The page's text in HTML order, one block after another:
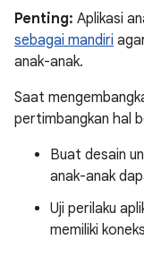
Penting: Aplikasi
sebagai mandiri
anak-anak.
Saat
pertimbangkan hal
Buat desain
anak-anak
Uji perilaku
memiliki